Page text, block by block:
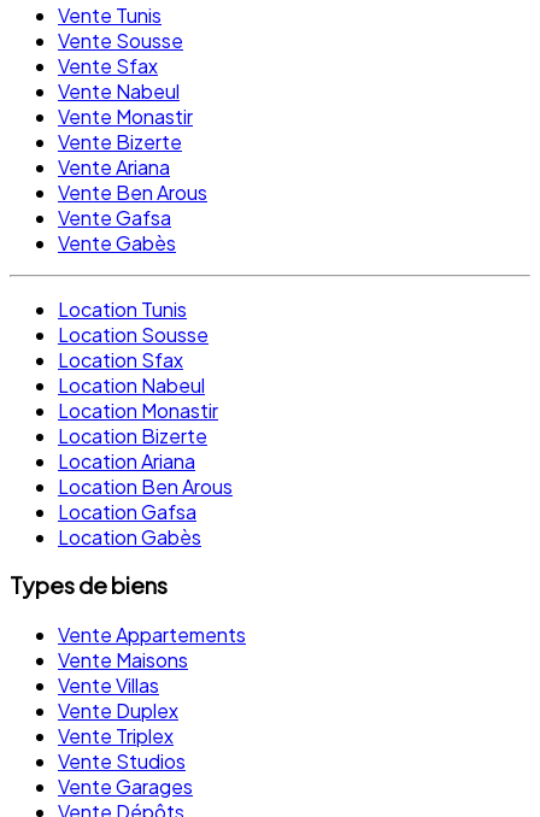
Vente Tunis
Vente Sousse
Vente Sfax
Vente Nabeul
Vente Monastir
Vente Bizerte
Vente Ariana
Vente Ben Arous
Vente Gafsa
Vente Gabès
Location Tunis
Location Sousse
Location Sfax
Location Nabeul
Location Monastir
Location Bizerte
Location Ariana
Location Ben Arous
Location Gafsa
Location Gabès
Types de biens
Vente Appartements
Vente Maisons
Vente Villas
Vente Duplex
Vente Triplex
Vente Studios
Vente Garages
Vente Dépôts